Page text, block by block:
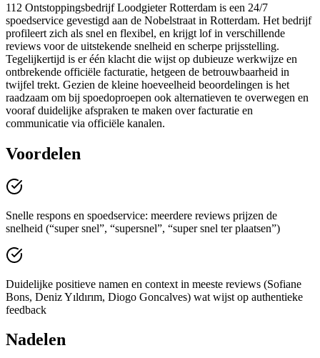
112 Ontstoppingsbedrijf Loodgieter Rotterdam is een 24/7
spoedservice gevestigd aan de Nobelstraat in Rotterdam. Het bedrijf
profileert zich als snel en flexibel, en krijgt lof in verschillende
reviews voor de uitstekende snelheid en scherpe prijsstelling.
Tegelijkertijd is er één klacht die wijst op dubieuze werkwijze en
ontbrekende officiële facturatie, hetgeen de betrouwbaarheid in
twijfel trekt. Gezien de kleine hoeveelheid beoordelingen is het
raadzaam om bij spoedoproepen ook alternatieven te overwegen en
vooraf duidelijke afspraken te maken over facturatie en
communicatie via officiële kanalen.
Voordelen
Snelle respons en spoedservice: meerdere reviews prijzen de
snelheid (“super snel”, “supersnel”, “super snel ter plaatsen”)
Duidelijke positieve namen en context in meeste reviews (Sofiane
Bons, Deniz Yıldırım, Diogo Goncalves) wat wijst op authentieke
feedback
Nadelen